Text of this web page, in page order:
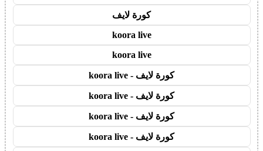
كورة لايف
koora live
koora live
كورة لايف - koora live
كورة لايف - koora live
كورة لايف - koora live
كورة لايف - koora live